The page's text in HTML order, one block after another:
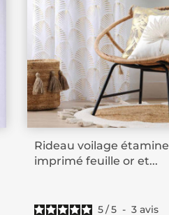
Rideau voilage étamine
imprimé feuille or et...
5/5 - 3 avis